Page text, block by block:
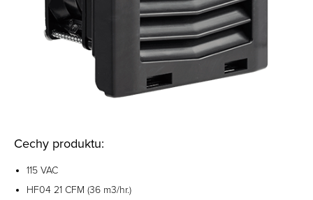
Cechy produktu:
115 VAC
HF04 21 CFM (36 m3/hr.)